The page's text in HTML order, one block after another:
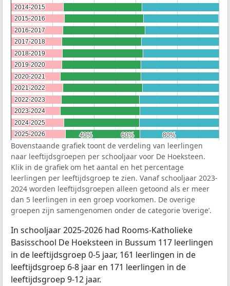
40%
40% 60%
60% 80%
80%
2014-2015
2014-2015
2015-2016
2015-2016
2016-2017
2016-2017
2017-2018
2017-2018
2018-2019
2018-2019
2019-2020
2019-2020
2020-2021
2020-2021
2021-2022
2021-2022
2022-2023
2022-2023
2023-2024
2023-2024
2024-2025
2024-2025
2025-2026
2025-2026
Bovenstaande grafiek toont de verdeling van leerlingen
naar leeftijdsgroepen per schooljaar voor De Hoeksteen.
Klik in de grafiek om het aantal en het percentage
leerlingen per leeftijdsgroep te zien. Vanaf schooljaar 2023-
2024 worden leeftijdsgroepen alleen getoond als er meer
dan 5 leerlingen in een groep voorkomen. De overige
groepen zijn samengenomen onder de categorie ‘overige’.
In schooljaar 2025-2026 had Rooms-Katholieke
Basisschool De Hoeksteen in Bussum 117 leerlingen
in de leeftijdsgroep 0-5 jaar, 161 leerlingen in de
leeftijdsgroep 6-8 jaar en 171 leerlingen in de
leeftijdsgroep 9-12 jaar.